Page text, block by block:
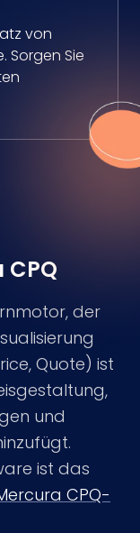
von
Sorgen Sie
CPQ
der
Quote) ist
und
ist das
CPQ-